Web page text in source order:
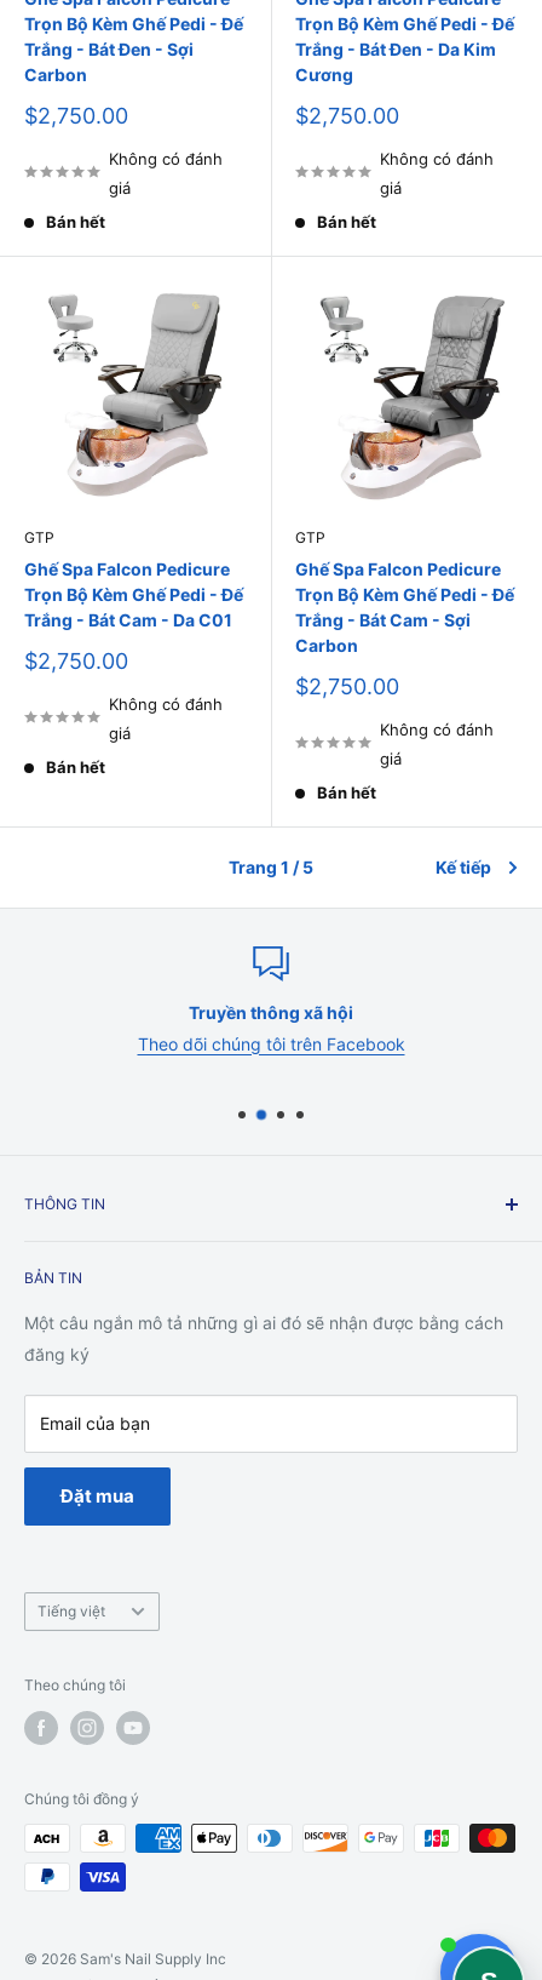
Trọn Bộ Kèm Ghế Pedi - Đế
Trắng - Bát Đen - Sợi
Carbon
Giá
bán
$2,750.00
Không có đánh
giá
Bán hết
Trọn Bộ Kèm Ghế Pedi - Đế
Trắng - Bát Đen - Da Kim
Cương
Giá
bán
$2,750.00
Không có đánh
giá
Bán hết
GTP
Ghế Spa Falcon Pedicure
Trọn Bộ Kèm Ghế Pedi - Đế
Trắng - Bát Cam - Da C01
Giá
bán
$2,750.00
Không có đánh
giá
Bán hết
GTP
Ghế Spa Falcon Pedicure
Trọn Bộ Kèm Ghế Pedi - Đế
Trắng - Bát Cam - Sợi
Carbon
Giá
bán
$2,750.00
Không có đánh
giá
Bán hết
Trang 1 / 5 Kế tiếp
Truyền thông xã hội
Theo dõi chúng tôi trên Facebook
THÔNG TIN
chính sách vận chuyển
chính sách hoàn trả
Chính sách bảo mật
Sự bảo đảm
Dịch Vụ Ghế Spa
BẢN TIN
Một câu ngắn mô tả những gì ai đó sẽ nhận được bằng cách
đăng ký
Email của bạn
Đặt mua
Ngôn
ngữ
Tiếng việt
Theo chúng tôi
Chúng tôi đồng ý
© 2026 Sam's Nail Supply Inc